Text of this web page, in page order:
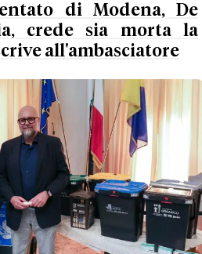
di Modena, De
crede sia morta la
all'ambasciatore